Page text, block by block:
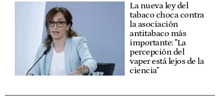
La nueva ley del
tabaco choca contra
la asociación
antitabaco más
importante: "La
percepción del
vaper está lejos de la
ciencia"